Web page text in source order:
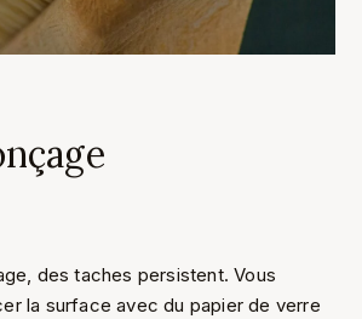
des taches persistent. Vous
la surface avec du papier de verre